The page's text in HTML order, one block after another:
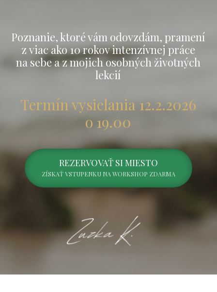
Poznanie, ktoré vám odovzdám, pramení
z viac ako 10 rokov intenzívnej práce
na sebe a z mojich osobných životných
lekcií
Termín vysielania 12.2.2026
o 19.00
REZERVOVAŤ SI MIESTO
ZÍSKAŤ VSTUPENKU NA WORKSHOP ZDARMA